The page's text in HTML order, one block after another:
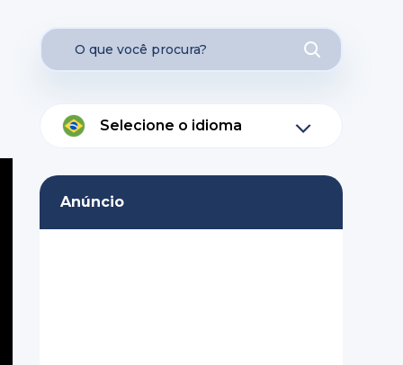
Selecione o idioma
Anúncio